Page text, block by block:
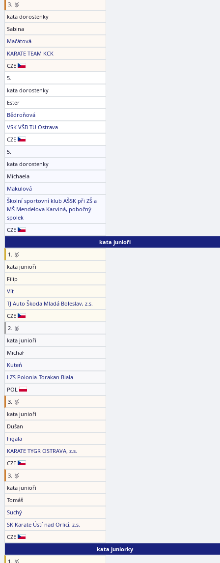
3. 🥉
kata dorostenky
Sabina
Mačátová
KARATE TEAM KCK
CZE
5.
kata dorostenky
Ester
Bědroňová
VSK VŠB TU Ostrava
CZE
5.
kata dorostenky
Michaela
Makulová
Školní sportovní klub AŠSK při ZŠ a
MŠ Mendelova Karviná, pobočný
spolek
CZE
kata junioři
1. 🥇
kata junioři
Filip
Vít
TJ Auto Škoda Mladá Boleslav, z.s.
CZE
2. 🥈
kata junioři
Michał
Kuteń
LZS Polonia-Torakan Biała
POL
3. 🥉
kata junioři
Dušan
Figala
KARATE TYGR OSTRAVA, z.s.
CZE
3. 🥉
kata junioři
Tomáš
Suchý
SK Karate Ústí nad Orlicí, z.s.
CZE
kata juniorky
1. 🥇